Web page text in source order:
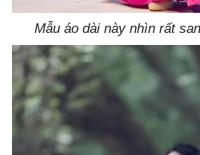
Mẫu áo dài này nhìn rất